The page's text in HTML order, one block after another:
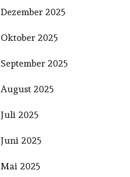
Dezember 2025
Oktober 2025
September 2025
August 2025
Juli 2025
Juni 2025
Mai 2025